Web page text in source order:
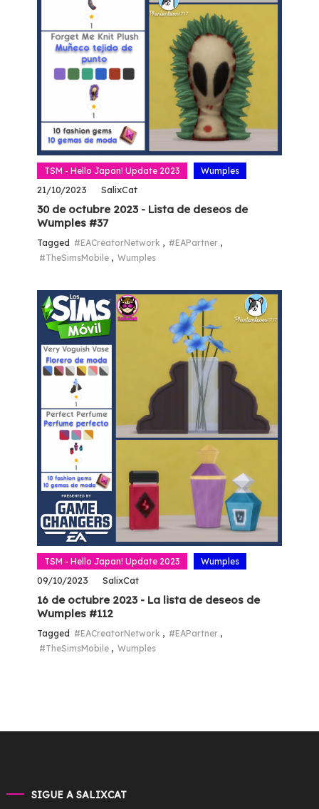
TSM - Hello Japan! Update 2023 Wumples
21/10/2023 SalixCat
30 de octubre 2023 - Lista de deseos de
Wumples #37
Tagged #EACreatorNetwork , #EAPartner ,
#TheSimsMobile , Wumples
TSM - Hello Japan! Update 2023 Wumples
09/10/2023 SalixCat
16 de octubre 2023 - La lista de deseos de
Wumples #112
Tagged #EACreatorNetwork , #EAPartner ,
#TheSimsMobile , Wumples
SIGUE A SALIXCAT